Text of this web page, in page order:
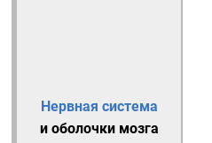
Нервная система
и оболочки мозга